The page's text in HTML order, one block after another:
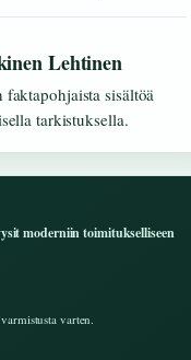
Lehtinen
sisältöä
tarkistuksella.
moderniin toimitukselliseen
varten.